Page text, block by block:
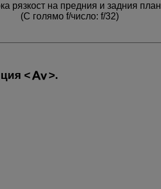
рязкост на предния и задния план
(С голямо f/число: f/32)
.